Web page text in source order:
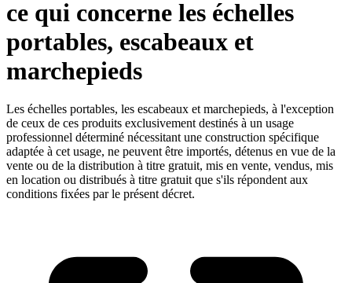
ce qui concerne les échelles
portables, escabeaux et
marchepieds
Les échelles portables, les escabeaux et marchepieds, à l'exception
de ceux de ces produits exclusivement destinés à un usage
professionnel déterminé nécessitant une construction spécifique
adaptée à cet usage, ne peuvent être importés, détenus en vue de la
vente ou de la distribution à titre gratuit, mis en vente, vendus, mis
en location ou distribués à titre gratuit que s'ils répondent aux
conditions fixées par le présent décret.